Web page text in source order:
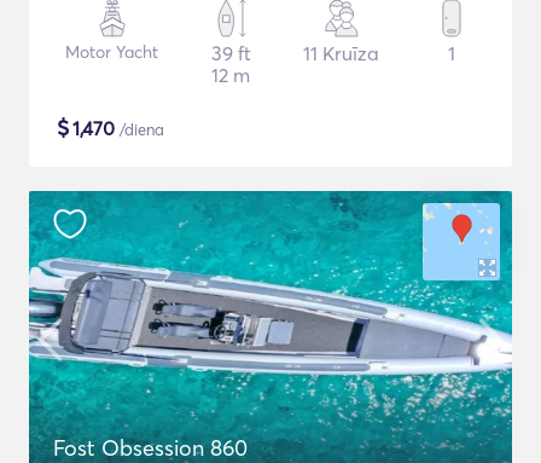
Motor Yacht
39 ft
12 m
11 Kruīza 1
$1,470 /diena
Fost Obsession 860